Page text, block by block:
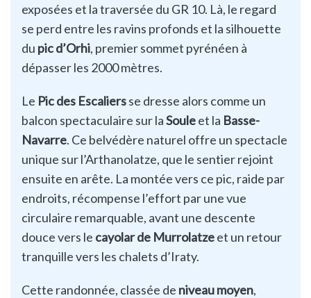
exposées et la traversée du GR 10. Là, le regard
se perd entre les ravins profonds et la silhouette
du pic d’Orhi, premier sommet pyrénéen à
dépasser les 2000 mètres.
Le Pic des Escaliersse dresse alors comme un
balcon spectaculaire sur laSouleet la Basse-
Navarre. Ce belvédère naturel offre un spectacle
unique sur l’Arthanolatze, que le sentier rejoint
ensuite en arête. La montée vers ce pic, raide par
endroits, récompense l’effort par une vue
circulaire remarquable, avant une descente
douce vers le cayolar de Murrolatzeet un retour
tranquille vers les chalets d’Iraty.
Cette randonnée, classée de niveau moyen,